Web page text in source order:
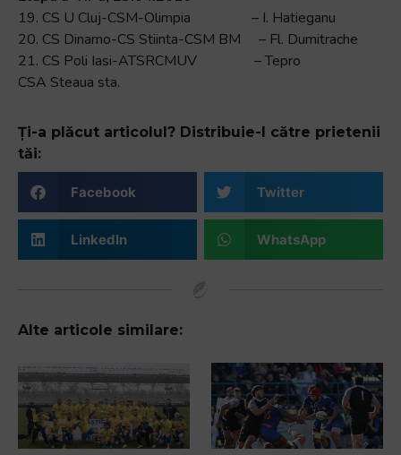
19. CS U Cluj-CSM-Olimpia – I. Hatieganu
20. CS Dinamo-CS Stiinta-CSM BM – Fl. Dumitrache
21. CS Poli Iasi-ATSRCMUV – Tepro
CSA Steaua sta.
Ți-a plăcut articolul? Distribuie-l către prietenii
tăi:
Facebook Twitter
LinkedIn WhatsApp
Alte articole similare: